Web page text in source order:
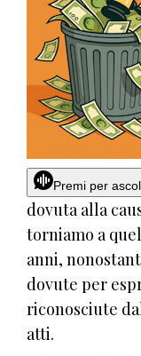
Premi per
dovuta alla
torniamo a
anni,
dovute per
riconosciute
atti.